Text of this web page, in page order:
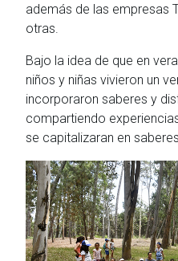
además de las empresas
otras.
Bajo la idea de que en
niños y niñas vivieron un
incorporaron saberes y
compartiendo
se capitalizaran en